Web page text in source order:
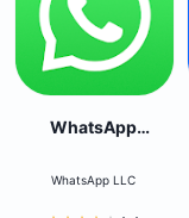
WhatsApp
WhatsApp LLC